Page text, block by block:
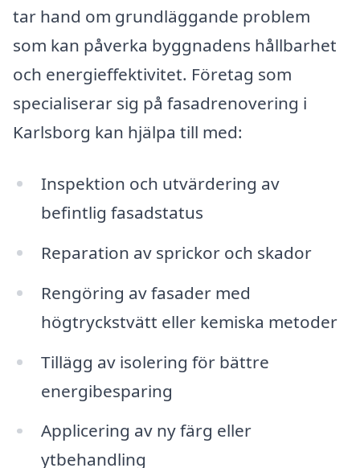
tar hand om grundläggande problem
som kan påverka byggnadens hållbarhet
och energieffektivitet. Företag som
specialiserar sig på fasadrenovering i
Karlsborg kan hjälpa till med:
Inspektion och utvärdering av
befintlig fasadstatus
Reparation av sprickor och skador
Rengöring av fasader med
högtryckstvätt eller kemiska metoder
Tillägg av isolering för bättre
energibesparing
Applicering av ny färg eller
ytbehandling